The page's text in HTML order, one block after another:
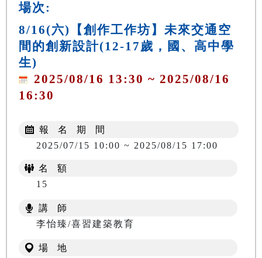
場次:
8/16(六)【創作工作坊】未來交通空
間的創新設計(12-17歲，國、高中學
生)
2025/08/16 13:30 ~ 2025/08/16
16:30
報 名 期 間
2025/07/15 10:00 ~ 2025/08/15 17:00
名 額
15
講 師
李怡臻/喜習建築教育
場 地